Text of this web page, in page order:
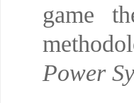
game
Power